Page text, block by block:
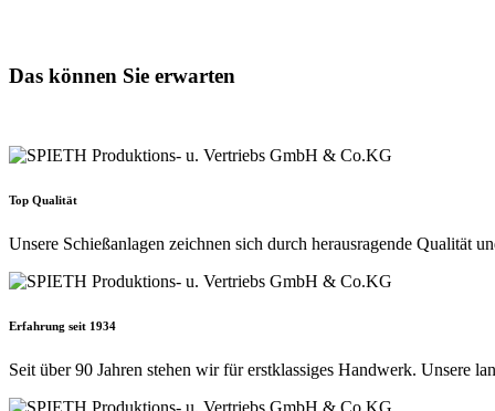
Das können Sie erwarten
Top Qualität
Unsere Schießanlagen zeichnen sich durch herausragende Qualität
Erfahrung seit 1934
Seit über 90 Jahren stehen wir für erstklassiges Handwerk. Unsere